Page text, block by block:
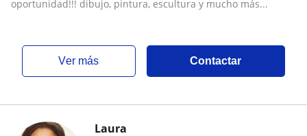
oportunidad!!! dibujo, pintura, escultura y mucho más...
ver más Contactar
Laura